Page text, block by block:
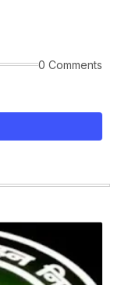
0 Comments